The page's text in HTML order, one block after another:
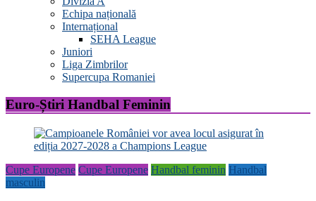
Echipa națională
Internațional
SEHA League
Juniori
Liga Zimbrilor
Supercupa Romaniei
Euro-Știri Handbal Feminin
Cupe Europene Cupe Europene Handbal feminin Handbal
masculin